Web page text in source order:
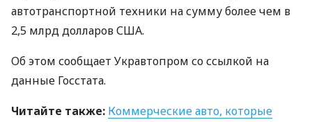
автотранспортной техники на сумму более чем в
2,5 млрд долларовСША.
Об этом сообщает Укравтопром со ссылкой на
данные Госстата.
Читайте также: Коммерческие авто, которые